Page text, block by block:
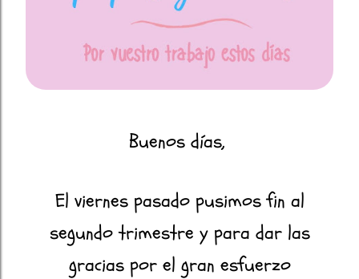
Buenos días,
El viernes pasado pusimos fin al
segundo trimestre y para dar las
gracias por el gran esfuerzo